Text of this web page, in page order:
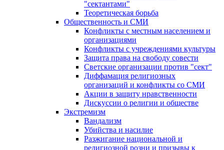
"сектантами"
Теоретическая борьба
Общественность и СМИ
Конфликты с местным населением и
организациями
Конфликты с учреждениями культуры
Защита права на свободу совести
Светские организации против "сект"
Диффамация религиозных
организаций и конфликты со СМИ
Акции в защиту нравственности
Дискуссии о религии и обществе
Экстремизм
Вандализм
Убийства и насилие
Разжигание национальной и
религиозной розни и призывы к